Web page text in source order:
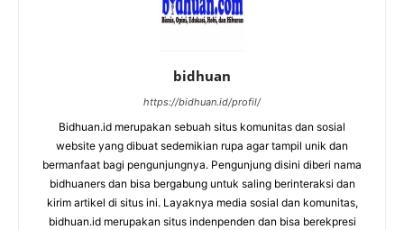
bidhuan
https://bidhuan.id/profil/
Bidhuan.id merupakan sebuah situs komunitas dan sosial
website yang dibuat sedemikian rupa agar tampil unik dan
bermanfaat bagi pengunjungnya. Pengunjung disini diberi nama
bidhuaners dan bisa bergabung untuk saling berinteraksi dan
kirim artikel di situs ini. Layaknya media sosial dan komunitas,
bidhuan.id merupakan situs indenpenden dan bisa berekpresi